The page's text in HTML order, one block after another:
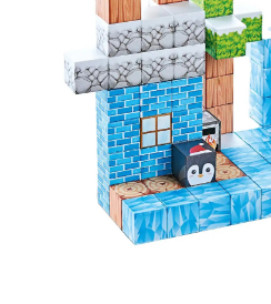
Tablite educative